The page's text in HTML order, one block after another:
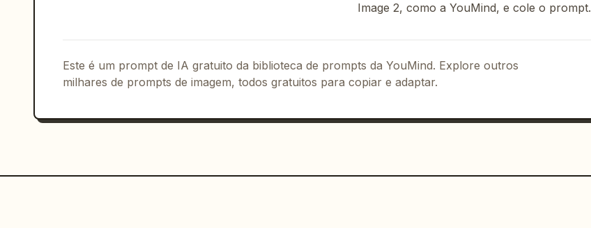
Elementos visíveis discretos a incluir: exatamente 1 modelo humano censurado;
1 mockup de aplicativo de smartphone no canto inferior direito; exatamente 1
selo circular de chamada para ação; exatamente 1 painel de título vertical
numéricas à esquerda, um mostrando 70% e outro mostrando 50万人; exatamente 6
Image 2, como a YouMind, e cole o prompt.
Este é um prompt de IA gratuito da biblioteca de prompts da YouMind. Explore outros
milhares de prompts de imagem, todos gratuitos para copiar e adaptar.